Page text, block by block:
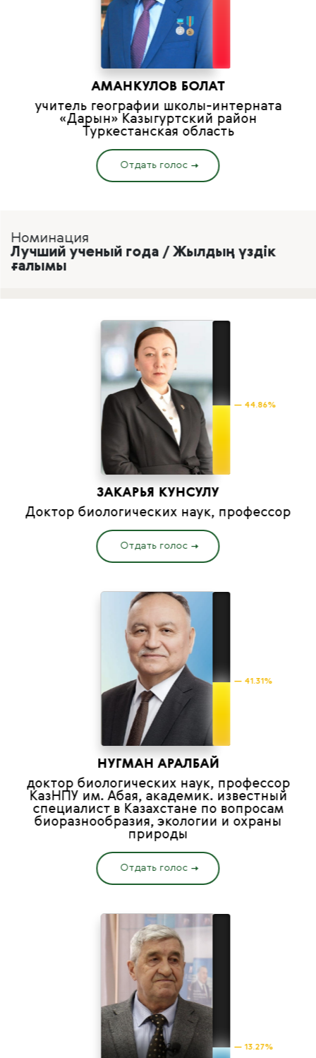
АМАНКУЛОВ БОЛАТ
учитель географии школы-интерната
«Дарын» Казыгуртский район
Туркестанская область
Отдать голос
Номинация
Лучший ученый года / Жылдың үздік
ғалымы
— 44.86%
ЗАКАРЬЯ КУНСУЛУ
Доктор биологических наук, профессор
Отдать голос
— 41.31%
НУГМАН АРАЛБАЙ
доктор биологических наук, профессор
КазНПУ им. Абая, академик. известный
специалист в Казахстане по вопросам
биоразнообразия, экологии и охраны
природы
Отдать голос
— 13.27%